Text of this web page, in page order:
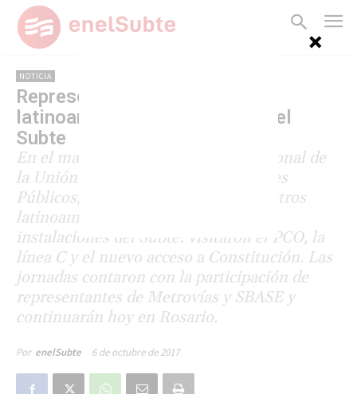
NOTICIA
Representantes de metros
latinoamericanos recorrieron el
Subte
En el marco de la 15° Asamblea Regional de
la Unión Internacional de Transportes
Públicos, autoridades de diversos metros
latinoamericanos recorrieron las
instalaciones del Subte: visitaron el PCO, la
línea C y el nuevo acceso a Constitución. Las
jornadas contaron con la participación de
representantes de Metrovías y SBASE y
continuarán hoy en Rosario.
Por enelSubte 6 de octubre de 2017